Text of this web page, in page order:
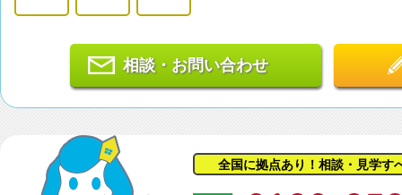
相談・お問い合わせ
全国に拠点あり！相談・見学す